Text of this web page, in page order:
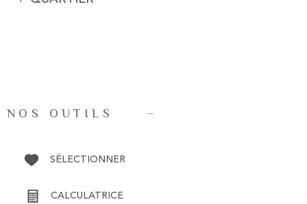
NOS OUTILS
SÉLECTIONNER
CALCULATRICE